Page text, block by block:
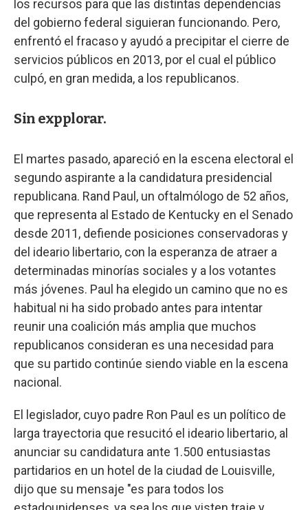
los recursos para que las distintas dependencias
del gobierno federal siguieran funcionando. Pero,
enfrentó el fracaso y ayudó a precipitar el cierre de
servicios públicos en 2013, por el cual el público
culpó, en gran medida, a los republicanos.
Sin expplorar.
El martes pasado, apareció en la escena electoral el
segundo aspirante a la candidatura presidencial
republicana. Rand Paul, un oftalmólogo de 52 años,
que representa al Estado de Kentucky en el Senado
desde 2011, defiende posiciones conservadoras y
del ideario libertario, con la esperanza de atraer a
determinadas minorías sociales y a los votantes
más jóvenes. Paul ha elegido un camino que no es
habitual ni ha sido probado antes para intentar
reunir una coalición más amplia que muchos
republicanos consideran es una necesidad para
que su partido continúe siendo viable en la escena
nacional.
El legislador, cuyo padre Ron Paul es un político de
larga trayectoria que resucitó el ideario libertario, al
anunciar su candidatura ante 1.500 entusiastas
partidarios en un hotel de la ciudad de Louisville,
dijo que su mensaje "es para todos los